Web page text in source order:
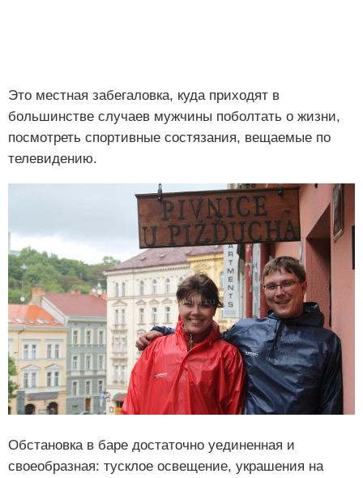
Это местная забегаловка, куда приходят в
большинстве случаев мужчины поболтать о жизни,
посмотреть спортивные состязания, вещаемые по
телевидению.
Обстановка в баре достаточно уединенная и
своеобразная: тусклое освещение, украшения на